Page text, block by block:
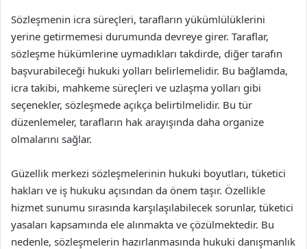
Sözleşmenin icra süreçleri, tarafların yükümlülüklerini
yerine getirmemesi durumunda devreye girer. Taraflar,
sözleşme hükümlerine uymadıkları takdirde, diğer tarafın
başvurabileceği hukuki yolları belirlemelidir. Bu bağlamda,
icra takibi, mahkeme süreçleri ve uzlaşma yolları gibi
seçenekler, sözleşmede açıkça belirtilmelidir. Bu tür
düzenlemeler, tarafların hak arayışında daha organize
olmalarını sağlar.
Güzellik merkezi sözleşmelerinin hukuki boyutları, tüketici
hakları ve iş hukuku açısından da önem taşır. Özellikle
hizmet sunumu sırasında karşılaşılabilecek sorunlar, tüketici
yasaları kapsamında ele alınmakta ve çözülmektedir. Bu
nedenle, sözleşmelerin hazırlanmasında hukuki danışmanlık